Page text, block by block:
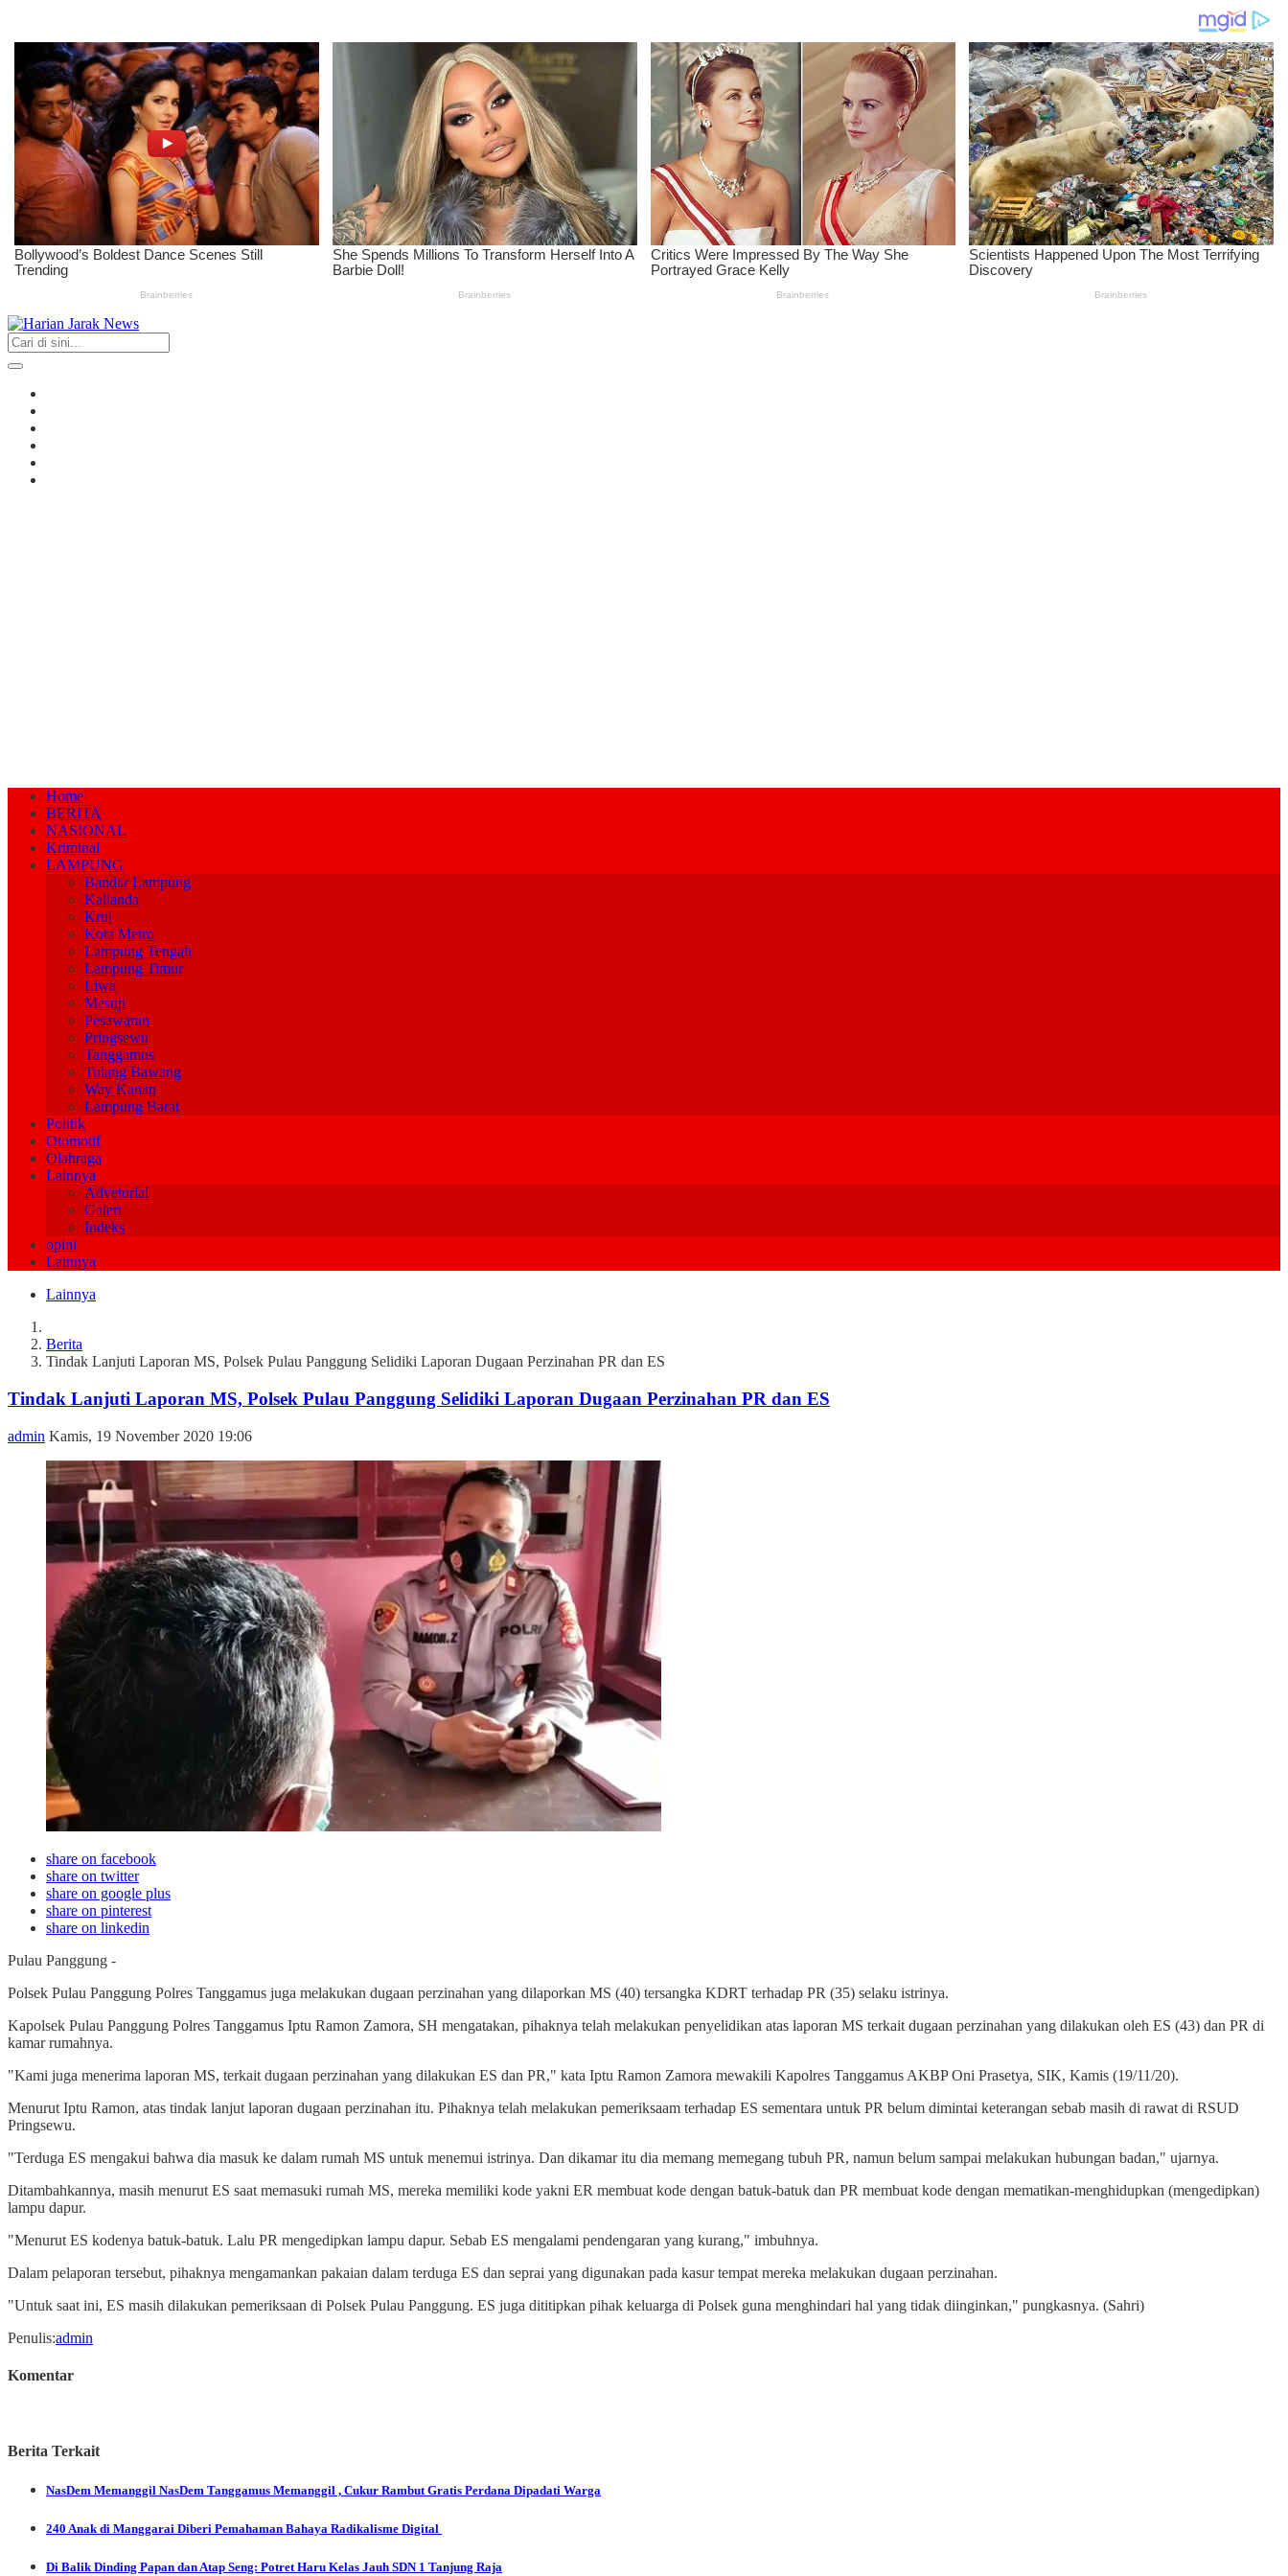
Home
BERITA
NASIONAL
Kriminal
LAMPUNG
Bandar Lampung
Kalianda
Krui
Kota Metro
Lampung Tengah
Lampung Timur
Liwa
Mesuji
Pesawaran
Pringsewu
Tanggamus
Tulang Bawang
Way Kanan
Lampung Barat
Politik
Otomotif
Olahraga
Lainnya
Advetorial
Galeri
Indeks
opini
Lainnya
Lainnya
Berita
Tindak Lanjuti Laporan MS, Polsek Pulau Panggung Selidiki Laporan Dugaan Perzinahan PR dan ES
Tindak Lanjuti Laporan MS, Polsek Pulau Panggung Selidiki Laporan Dugaan Perzinahan PR dan ES
admin Kamis, 19 November 2020 19:06
share on facebook
share on twitter
share on google plus
share on pinterest
share on linkedin
Pulau Panggung -
Polsek Pulau Panggung Polres Tanggamus juga melakukan dugaan perzinahan yang dilaporkan MS (40) tersangka KDRT terhadap PR (35) selaku istrinya.
Kapolsek Pulau Panggung Polres Tanggamus Iptu Ramon Zamora, SH mengatakan, pihaknya telah melakukan penyelidikan atas laporan MS terkait dugaan perzinahan yang dilakukan oleh ES (43) dan PR di
kamar rumahnya.
"Kami juga menerima laporan MS, terkait dugaan perzinahan yang dilakukan ES dan PR," kata Iptu Ramon Zamora mewakili Kapolres Tanggamus AKBP Oni Prasetya, SIK, Kamis (19/11/20).
Menurut Iptu Ramon, atas tindak lanjut laporan dugaan perzinahan itu. Pihaknya telah melakukan pemeriksaam terhadap ES sementara untuk PR belum dimintai keterangan sebab masih di rawat di RSUD
Pringsewu.
"Terduga ES mengakui bahwa dia masuk ke dalam rumah MS untuk menemui istrinya. Dan dikamar itu dia memang memegang tubuh PR, namun belum sampai melakukan hubungan badan," ujarnya.
Ditambahkannya, masih menurut ES saat memasuki rumah MS, mereka memiliki kode yakni ER membuat kode dengan batuk-batuk dan PR membuat kode dengan mematikan-menghidupkan (mengedipkan)
lampu dapur.
"Menurut ES kodenya batuk-batuk. Lalu PR mengedipkan lampu dapur. Sebab ES mengalami pendengaran yang kurang," imbuhnya.
Dalam pelaporan tersebut, pihaknya mengamankan pakaian dalam terduga ES dan seprai yang digunakan pada kasur tempat mereka melakukan dugaan perzinahan.
"Untuk saat ini, ES masih dilakukan pemeriksaan di Polsek Pulau Panggung. ES juga dititipkan pihak keluarga di Polsek guna menghindari hal yang tidak diinginkan," pungkasnya. (Sahri)
Penulis:admin
Komentar
Berita Terkait
NasDem Memanggil NasDem Tanggamus Memanggil , Cukur Rambut Gratis Perdana Dipadati Warga
240 Anak di Manggarai Diberi Pemahaman Bahaya Radikalisme Digital
Di Balik Dinding Papan dan Atap Seng: Potret Haru Kelas Jauh SDN 1 Tanjung Raja